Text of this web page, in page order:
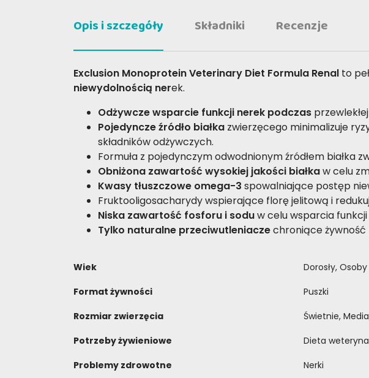
Opis i szczegóły Składniki Recenzje
Exclusion Monoprotein Veterinary Diet Formula Renal to
niewydolnością nerek.
Odżywcze wsparcie funkcji nerek podczas
Pojedyncze źródło białka zwierzęcego minimalizuje
składników odżywczych.
Formuła z pojedynczym odwodnionym źródłem białka
Obniżona zawartość wysokiej jakości białkaw celu
Kwasy tłuszczowe omega-3 spowalniające postęp
Fruktooligosacharydy wspierające florę jelitową i
Niska zawartość fosforu i soduw celu wsparcia
Tylko naturalne przeciwutleniaczechroniące żywność
Wiek
Dorosły,
Format żywności
Puszki
Rozmiar zwierzęcia
Świetnie,
Potrzeby żywieniowe
Dieta
Problemy zdrowotne
Nerki